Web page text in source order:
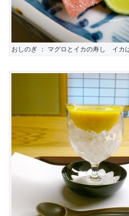
おしのぎ ： マグロとイカの寿し イカ